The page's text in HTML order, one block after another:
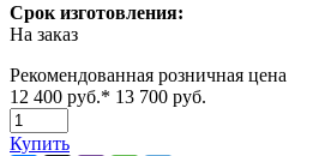
Срок изготовления:
На заказ
Рекомендованная розничная цена
12 400 руб.* 13 700 руб.
Купить